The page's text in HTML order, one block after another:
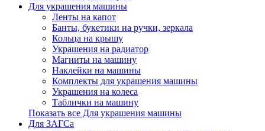
Для украшения машины
Ленты на капот
Банты, букетики на ручки, зеркала
Кольца на крышу
Украшения на радиатор
Магниты на машину
Наклейки на машины
Комплекты для украшения машины
Украшения на колеса
Таблички на машину
Показать все Для украшения машины
Для ЗАГСа